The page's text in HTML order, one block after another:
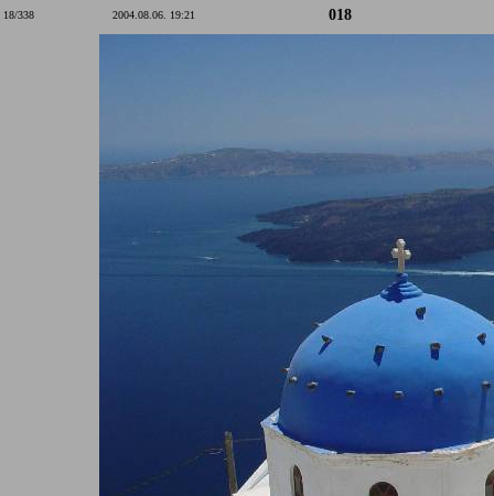
18/338 2004.08.06. 19:21 018